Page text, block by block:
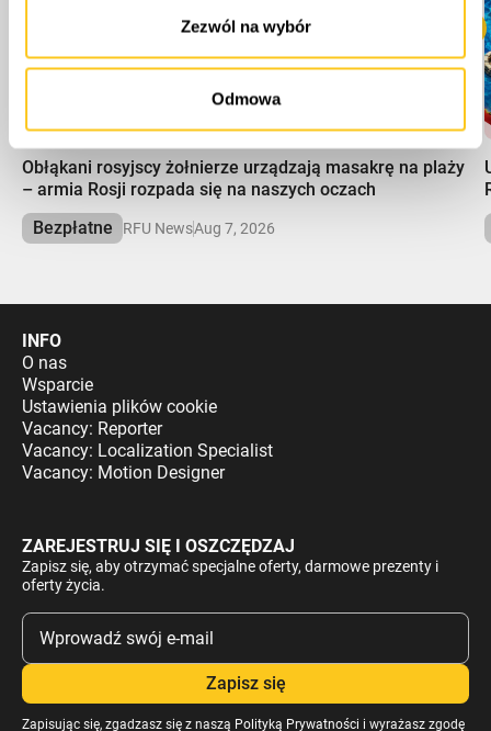
Zezwól na wybór
Odmowa
00:00
Obłąkani rosyjscy żołnierze urządzają masakrę na plaży
– armia Rosji rozpada się na naszych oczach
Bezpłatne
RFU NewsAug 7, 2026
INFO
O nas
Wsparcie
Ustawienia plików cookie
Vacancy: Reporter
Vacancy: Localization Specialist
Vacancy: Motion Designer
ZAREJESTRUJ SIĘ I OSZCZĘDZAJ
Zapisz się, aby otrzymać specjalne oferty, darmowe prezenty i
oferty życia.
Zapisując się, zgadzasz się z naszą Polityką Prywatności i wyrażasz zgodę